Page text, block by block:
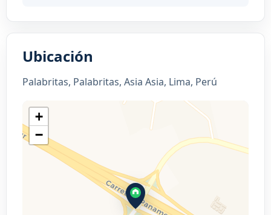
Ubicación
Palabritas, Palabritas, Asia Asia, Lima, Perú
+
−